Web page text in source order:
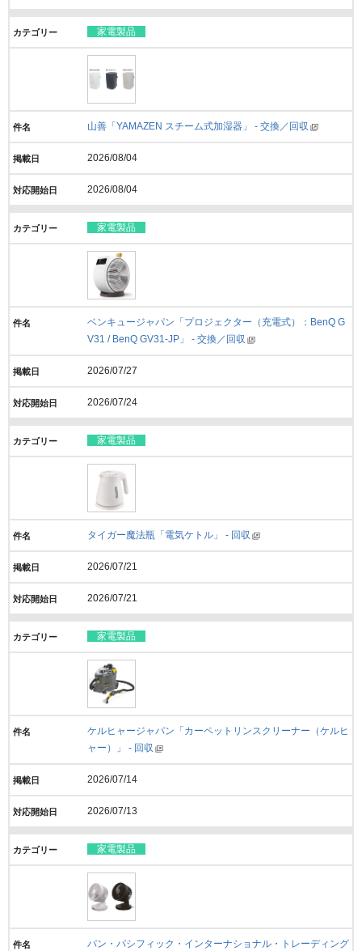
家電製品
山善「YAMAZEN スチーム式加湿器」 - 交換／回収
2026/08/04
2026/08/04
家電製品
ベンキュージャパン「プロジェクター（充電式）：BenQ G
V31 / BenQ GV31-JP」 - 交換／回収
2026/07/27
2026/07/24
家電製品
タイガー魔法瓶「電気ケトル」 - 回収
2026/07/21
2026/07/21
家電製品
ケルヒャージャパン「カーペットリンスクリーナー（ケルヒ
ャー）」 - 回収
2026/07/14
2026/07/13
家電製品
パン・パシフィック・インターナショナル・トレーディング